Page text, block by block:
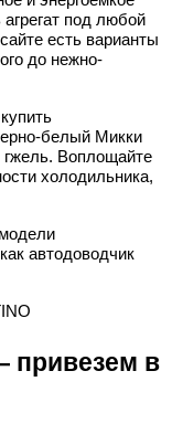
под любой
есть варианты
до нежно-
белый Микки
гжель. Воплощайте
холодильника,
автодоводчик
привезем в